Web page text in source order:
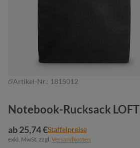
Artikel-Nr.: 1815012
Notebook-Rucksack LOFT
ab 25,74 €Staffelpreise
exkl. MwSt. zzgl. Versandkosten